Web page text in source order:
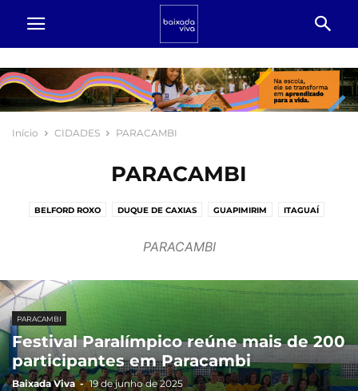
Início CIDADES PARACAMBI
PARACAMBI
BELFORD ROXO DUQUE DE CAXIAS GUAPIMIRIM
ITAGUAÍ
RIO DE JANEIRO
PARACAMBI
PARACAMBI
Festival Paralímpico reúne mais de 200
participantes em Paracambi
Baixada Viva - 19 de junho de 2025